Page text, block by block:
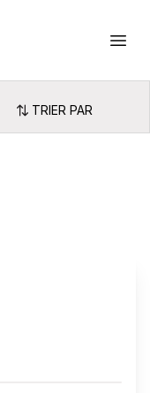
Trier par
TRIER PAR